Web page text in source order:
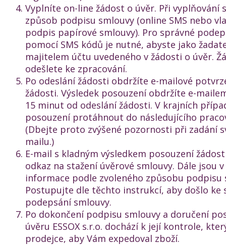
Vyplníte on-line žádost o úvěr. Při vyplňování
způsob podpisu smlouvy (online SMS nebo
podpis papírové smlouvy). Pro správné
pomocí SMS kódů je nutné, abyste jako
majitelem účtu uvedeného v žádosti o úvěr.
odešlete ke zpracování.
Po odeslání žádosti obdržíte e-mailové
žádosti. Výsledek posouzení obdržíte e-
15 minut od odeslání žádosti. V krajních
posouzení protáhnout do následujícího
(Dbejte proto zvýšené pozornosti při zadání
mailu.)
E-mail s kladným výsledkem posouzení
odkaz na stažení úvěrové smlouvy. Dále jsou
informace podle zvoleného způsobu podpisu
Postupujte dle těchto instrukcí, aby došlo ke
podepsání smlouvy.
Po dokončení podpisu smlouvy a doručení
úvěru ESSOX s.r.o. dochází k její kontrole,
prodejce, aby Vám expedoval zboží.